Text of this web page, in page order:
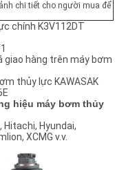
chi tiết cho người mua để
chính K3V112DT
giao hàng trên máy bơm
thủy lực KAWASAK
hiệu máy bơm thủy
Hyundai,
XCMG v.v.